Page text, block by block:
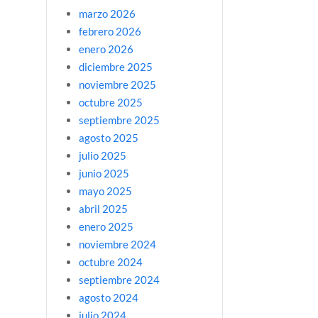
marzo 2026
febrero 2026
enero 2026
diciembre 2025
noviembre 2025
octubre 2025
septiembre 2025
agosto 2025
julio 2025
junio 2025
mayo 2025
abril 2025
enero 2025
noviembre 2024
octubre 2024
septiembre 2024
agosto 2024
julio 2024